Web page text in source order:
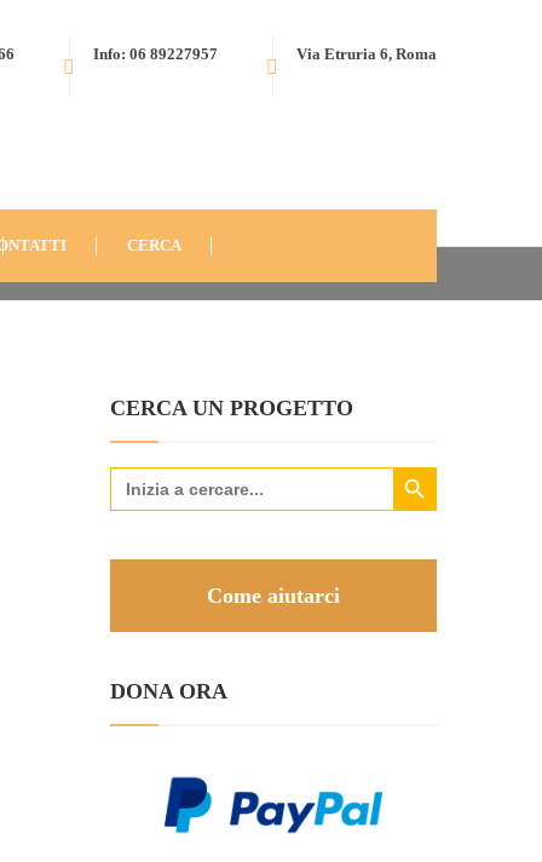
Via Etruria 6, Roma
Info: 06 89227957
CERCA
CERCA UN PROGETTO
Search
for:
Search Button
Come aiutarci
DONA ORA